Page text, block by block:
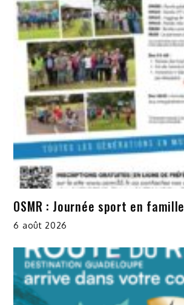
OSMR : Journée sport en famille
6 août 2026